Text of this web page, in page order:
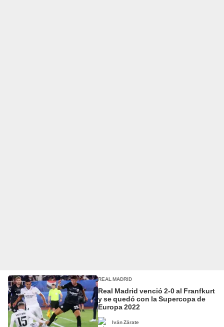
REAL MADRID
Real Madrid venció 2-0 al Franfkurt
y se quedó con la Supercopa de
Europa 2022
Iván Zárate